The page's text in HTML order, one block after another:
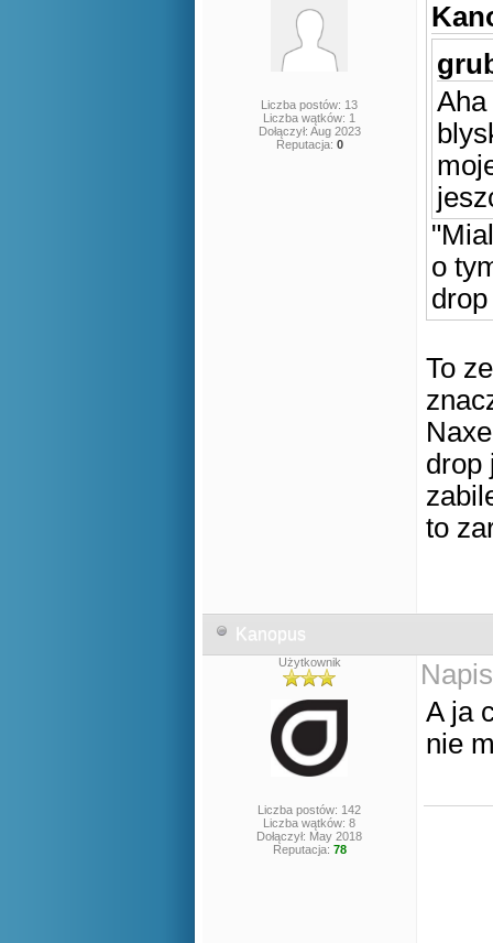
Liczba postów: 13
Liczba wątków: 1
Dołączył: Aug 2023
Reputacja: 0
o
drop
To
drop
to
Kanopus
Użytkownik
Liczba postów: 142
Liczba wątków: 8
Dołączył: May 2018
Reputacja: 78
A ja
nie